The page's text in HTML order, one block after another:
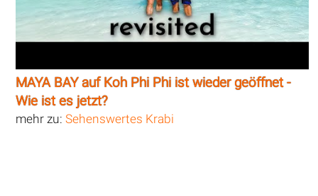
MAYA BAY auf Koh Phi Phi ist wieder geöffnet -
Wie ist es jetzt?
mehr zu:Sehenswertes Krabi